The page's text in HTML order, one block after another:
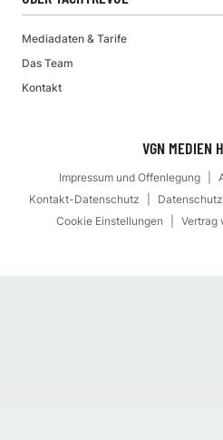
Mediadaten & Tarife
Das Team
Kontakt
VGN MEDIEN
Impressum und Offenlegung
Kontakt-Datenschutz
Cookie Einstellungen
Vertrag